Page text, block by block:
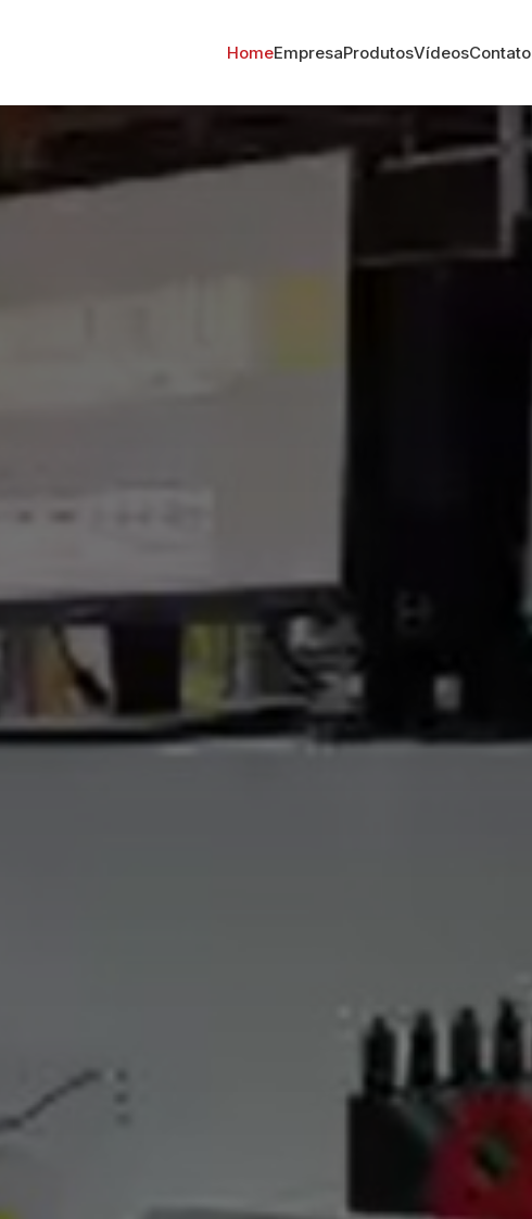
HomeEmpresaProdutosVídeosContato